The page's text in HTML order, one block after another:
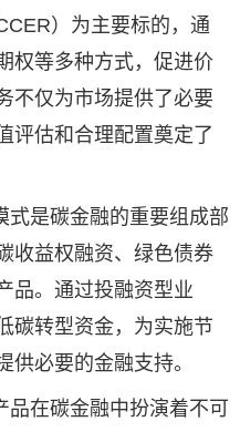
）为主要标的，通
权等多种方式，促进价
不仅为市场提供了必要
评估和合理配置奠定了
式是碳金融的重要组成部
收益权融资、绿色债券
品。通过投融资型业
碳转型资金，为实施节
供必要的金融支持。
品在碳金融中扮演着不可